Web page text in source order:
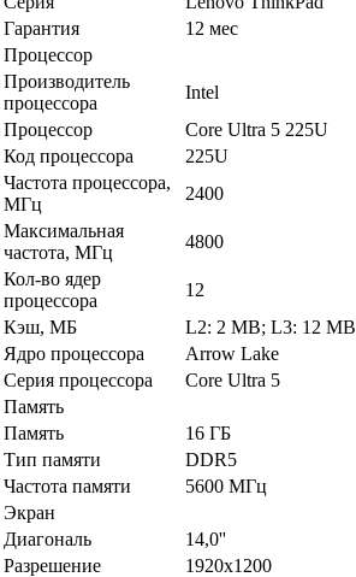
Гарантия
12 мес
Процессор
Производитель
процессора
Intel
Процессор
Core Ultra 5 225U
Код процессора
225U
Частота процессора,
МГц
2400
Максимальная
частота, МГц
4800
Кол-во ядер
процессора
12
Кэш, МБ
L2: 2 MB; L3: 12 MB
Ядро процессора
Arrow Lake
Серия процессора
Core Ultra 5
Память
Память
16 ГБ
Тип памяти
DDR5
Частота памяти
5600 МГц
Экран
Диагональ
14,0''
Разрешение
1920x1200